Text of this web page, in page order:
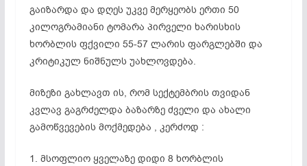
გაიზარდა და დღეს უკვე მერყეობს ერთი 50
კილოგრამიანი ტომარა პირველი ხარისხის
ხორბლის ფქვილი 55-57 ლარის ფარგლებში და
კრიტიკულ ნიშნულს უახლოვდება.
მიზეზი გახლავთ ის, რომ სექტემბრის თვიდან
კვლავ გაგრძელდა ბაზარზე ძველი და ახალი
გამოწვევების მოქმედება , კერძოდ :
1. მსოფლიო ყველაზე დიდი 8 ხორბლის